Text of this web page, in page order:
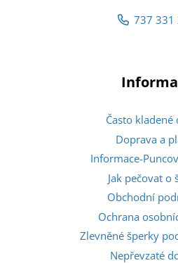
737 331
Často kladené
Doprava a
Informace-
Jak pečovat o
Obchodní
Ochrana
Zlevněné šperky
Nepřevzaté